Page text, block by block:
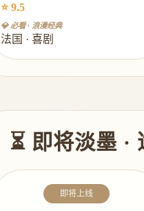
⭐ 9.5
💎 必看 · 浪漫经典
法国 · 喜剧
⏳ 即将淡墨 ·
即将上线